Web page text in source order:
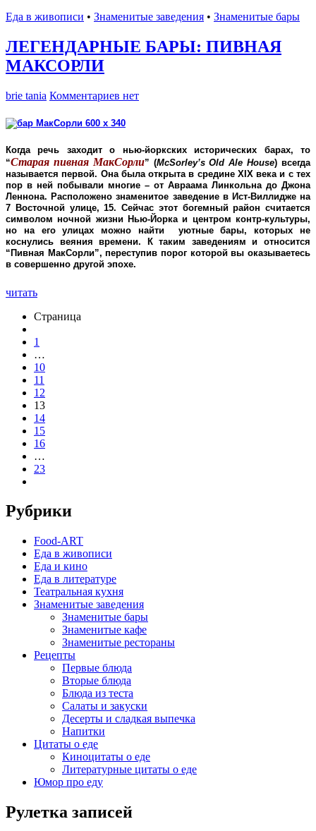
Еда в живописи • Знаменитые заведения • Знаменитые бары
ЛЕГЕНДАРНЫЕ БАРЫ: ПИВНАЯ
МАКСОРЛИ
brie tania Комментариев нет
Когда речь заходит о нью-йоркских исторических барах, то
“Старая пивная МакСорли” (McSorley’s Old Ale House) всегда
называется первой. Она была открыта в средине XIX века и с тех
пор в ней побывали многие – от Авраама Линкольна до Джона
Леннона. Расположено знаменитое заведение в Ист-Виллидже на
7 Восточной улице, 15. Сейчас этот богемный район считается
символом ночной жизни Нью-Йорка и центром контр-культуры,
но на его улицах можно найти уютные бары, которых не
коснулись веяния времени. К таким заведениям и относится
“Пивная МакСорли”, переступив порог которой вы оказываетесь
в совершенно другой эпохе.
читать
Страница
1
…
10
11
12
13
14
15
16
…
23
Рубрики
Food-ART
Еда в живописи
Еда и кино
Еда в литературе
Театральная кухня
Знаменитые заведения
Знаменитые бары
Знаменитые кафе
Знаменитые рестораны
Рецепты
Первые блюда
Вторые блюда
Блюда из теста
Салаты и закуски
Десерты и сладкая выпечка
Напитки
Цитаты о еде
Киноцитаты о еде
Литературные цитаты o еде
Юмор про еду
Рулетка записей